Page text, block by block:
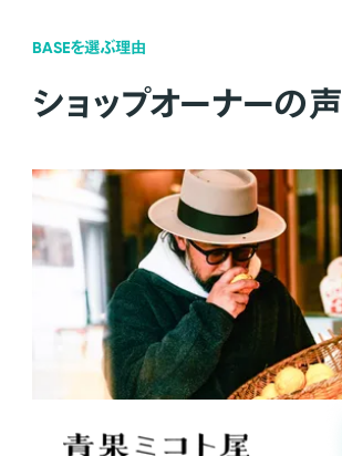
BASEを選ぶ理由
ショップオーナーの声